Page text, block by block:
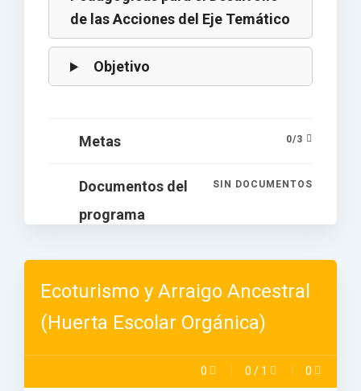
de las Acciones del Eje Temático
Objetivo
0/3
Metas
SIN DOCUMENTOS
Documentos del
programa
Ecoturismo y Arraigo Ancestral
(Huerta Escolar Orgánica)
0 0 / 1 0